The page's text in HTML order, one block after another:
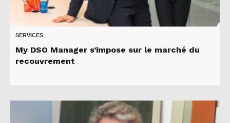
SERVICES
My DSO Manager s’impose sur le marché du
recouvrement